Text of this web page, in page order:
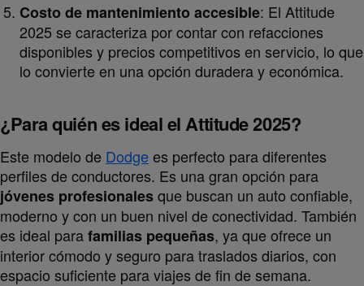
Costo de mantenimiento accesible: El Attitude
2025 se caracteriza por contar con refacciones
disponibles y precios competitivos en servicio, lo que
lo convierte en una opción duradera y económica.
¿Para quién es ideal el Attitude 2025?
Este modelo de Dodgees perfecto para diferentes
perfiles de conductores. Es una gran opción para
jóvenes profesionalesque buscan un auto confiable,
moderno y con un buen nivel de conectividad. También
es ideal parafamilias pequeñas, ya que ofrece un
interior cómodo y seguro para traslados diarios, con
espacio suficiente para viajes de fin de semana.